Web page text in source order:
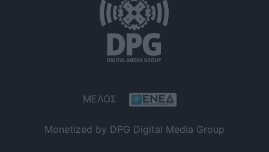
ΜΕΛΟΣ
Monetized by DPG Digital Media Group